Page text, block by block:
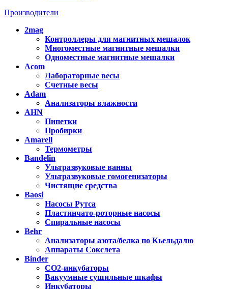
Производители
2mag
Контроллеры для магнитных мешалок
Многоместные магнитные мешалки
Одноместные магнитные мешалки
Acom
Лабораторные весы
Счетные весы
Adam
Анализаторы влажности
AHN
Пипетки
Пробирки
Amarell
Термометры
Bandelin
Ультразвуковые ванны
Ультразвуковые гомогенизаторы
Чистящие средства
Baosi
Насосы Рутса
Пластинчато-роторные насосы
Спиральные насосы
Behr
Анализаторы азота/белка по Кьельдалю
Аппараты Сокслета
Binder
CO2-инкубаторы
Вакуумные сушильные шкафы
Инкубаторы